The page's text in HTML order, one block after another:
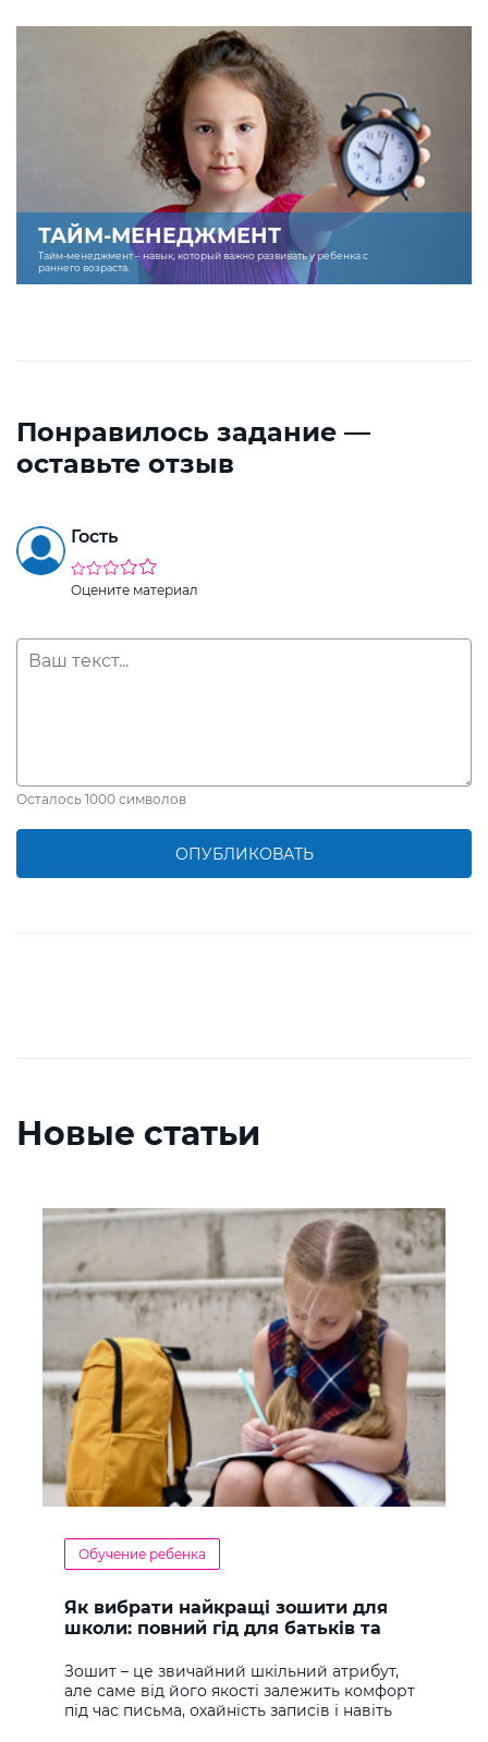
ТАЙМ-МЕНЕДЖМЕНТ
Тайм-менеджмент – навык, который важно развивать у ребенка с
раннего возраста.
Понравилось задание —
оставьте отзыв
Гость
Оцените материал
Осталось 1000 символов
ОПУБЛИКОВАТЬ
Новые статьи
Обучение ребенка
Як вибрати найкращі зошити для
школи: повний гід для батьків та
Зошит – це звичайний шкільний атрибут,
але саме від його якості залежить комфорт
під час письма, охайність записів і навіть